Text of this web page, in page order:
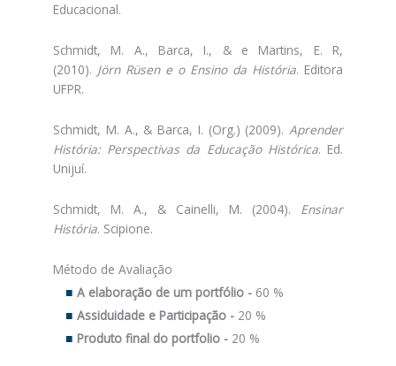
Educacional.
Schmidt, M. A., Barca, I., & e Martins, E. R,
(2010). Jörn Rüsen e o Ensino da História. Editora
UFPR.
Schmidt, M. A., & Barca, I. (Org.) (2009). Aprender
História: Perspectivas da Educação Histórica. Ed.
Unijuí.
Schmidt, M. A., & Cainelli, M. (2004). Ensinar
História. Scipione.
Método de Avaliação
A elaboração de um portfólio - 60 %
Assiduidade e Participação - 20 %
Produto final do portfolio - 20 %